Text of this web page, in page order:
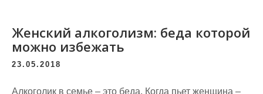
Женский алкоголизм: беда которой
можно избежать
23.05.2018
Алкоголик в семье – это беда. Когда пьет женщина –